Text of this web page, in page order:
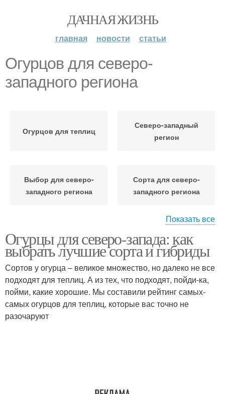
ДАЧНАЯ ЖИЗНЬ
главная новости статьи
Огурцов для северо-
западного региона
Огурцов для теплиц
Северо-западный
регион
Выбор для северо-
западного региона
Сорта для северо-
западного региона
запада
Показать все
Огурцы для северо-запада: как
выбрать лучшие сорта и гибриды
Сортов у огурца – великое множество, но далеко не все
подходят для теплиц. А из тех, что подходят, пойди-ка,
пойми, какие хорошие. Мы составили рейтинг самых-
самых огурцов для теплиц, которые вас точно не
разочаруют